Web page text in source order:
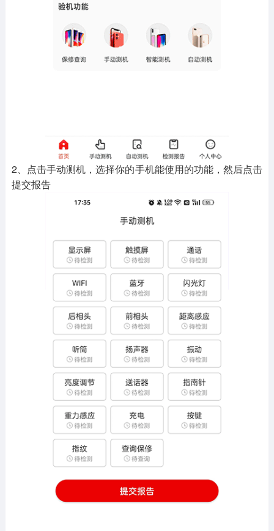
2、点击手动测机，选择你的手机能使用的功能，然后点击
提交报告